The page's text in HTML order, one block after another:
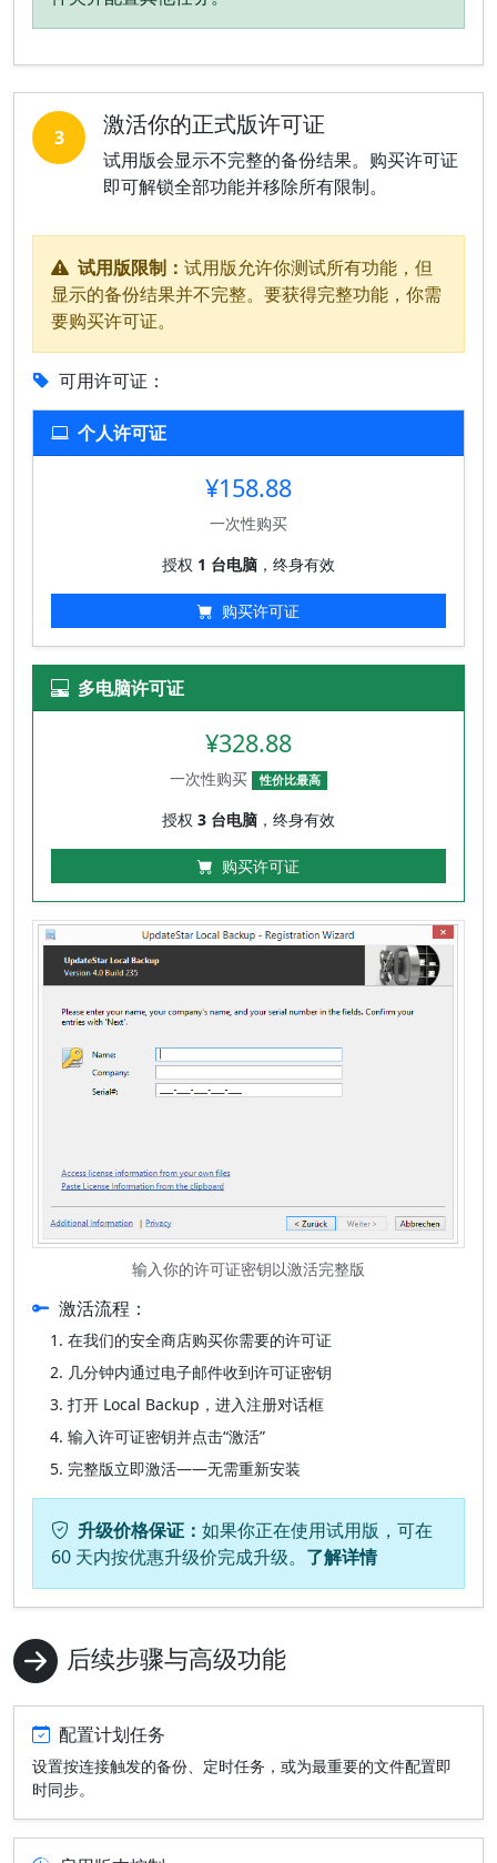
3 激活你的正式版许可证
试用版会显示不完整的备份结果。购买许可证
即可解锁全部功能并移除所有限制。
试用版限制： 试用版允许你测试所有功能，但
显示的备份结果并不完整。要获得完整功能，你需
要购买许可证。
可用许可证：
个人许可证
¥158.88
一次性购买
授权 1 台电脑 ，终身有效
购买许可证
多电脑许可证
¥328.88
一次性购买 性价比最高
授权 3 台电脑 ，终身有效
购买许可证
输入你的许可证密钥以激活完整版
激活流程：
在我们的安全商店购买你需要的许可证
几分钟内通过电子邮件收到许可证密钥
打开 Local Backup，进入注册对话框
输入许可证密钥并点击“激活”
完整版立即激活——无需重新安装
升级价格保证： 如果你正在使用试用版，可在
60 天内按优惠升级价完成升级。 了解详情
后续步骤与高级功能
配置计划任务
设置按连接触发的备份、定时任务，或为最重要的文件配置即
时同步。